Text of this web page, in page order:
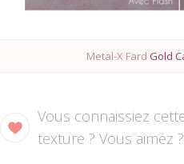
Metal-X Fard Gold
Vous connaissiez
texture ? Vous aimez ?